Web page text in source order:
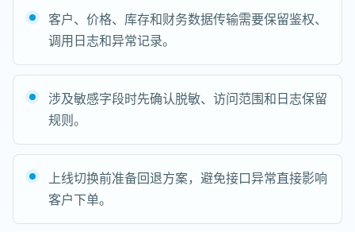
客户、价格、库存和财务数据传输需要保留鉴权、
调用日志和异常记录。
涉及敏感字段时先确认脱敏、访问范围和日志保留
规则。
上线切换前准备回退方案，避免接口异常直接影响
客户下单。